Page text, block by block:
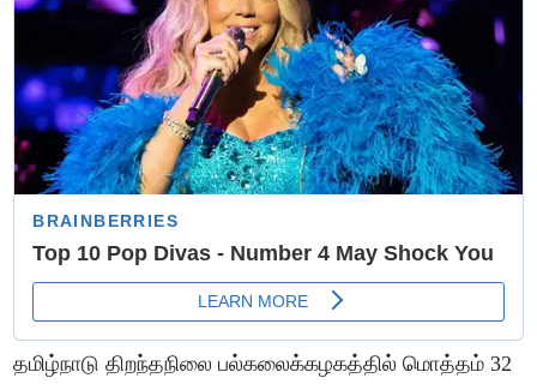
தமிழ்நாடு திறந்தநிலை பல்கலைக்கழகத்தில் மொத்தம் 32